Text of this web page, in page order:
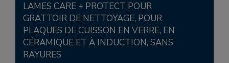
LAMES CARE + PROTECT POUR
GRATTOIR DE NETTOYAGE, POUR
PLAQUES DE CUISSON EN VERRE, EN
CÉRAMIQUE ET À INDUCTION, SANS
RAYURES